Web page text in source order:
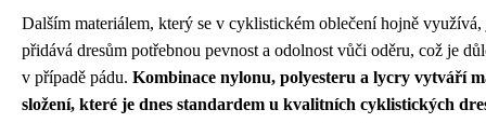
Dalším materiálem, který se v cyklistickém oblečení hojně
přidává dresům potřebnou pevnost a odolnost vůči oděru, což je
v případě pádu. Kombinace nylonu, polyesteru a lycry vytváří
složení, které je dnes standardem u kvalitních cyklistických